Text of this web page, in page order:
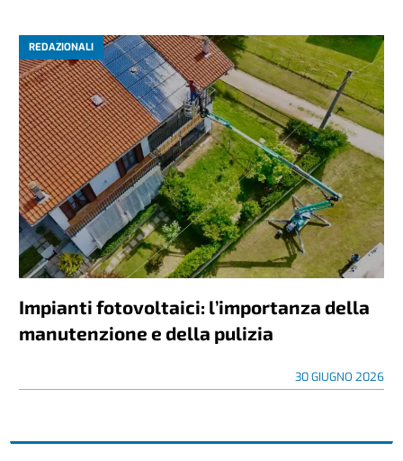
REDAZIONALI
Impianti fotovoltaici: l’importanza della
manutenzione e della pulizia
30 GIUGNO 2026